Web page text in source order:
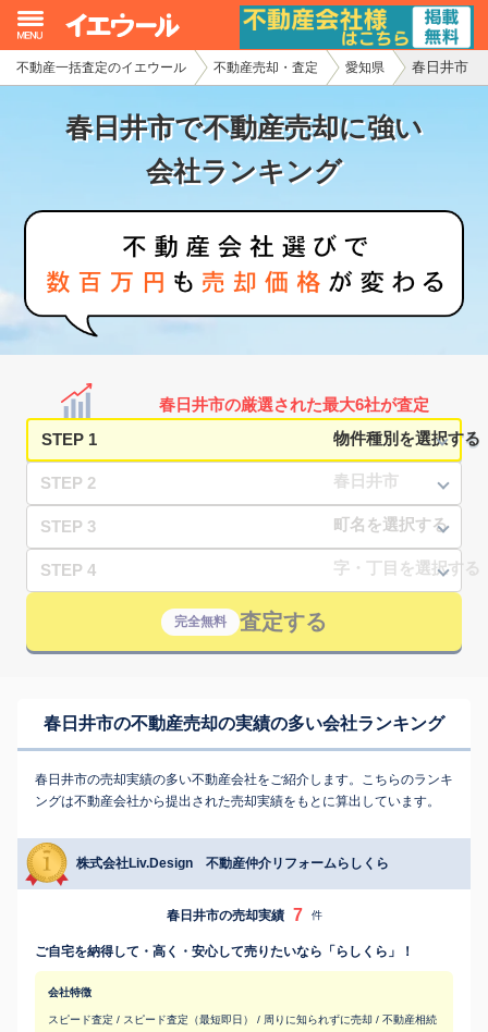
不動産一括査定のイエウール 不動産売却・査定 愛知県 春日井市
春日井市で不動産売却に強い
会社ランキング
春日井市の厳選された最大6社が査定
STEP 1
STEP 2
STEP 3
STEP 4
完全無料 査定する
春日井市の不動産売却の実績の多い会社ランキング
春日井市の売却実績の多い不動産会社をご紹介します。こちらのランキ
ングは不動産会社から提出された売却実績をもとに算出しています。
株式会社Liv.Design 不動産仲介リフォームらしくら
春日井市の売却実績 7 件
ご自宅を納得して・高く・安心して売りたいなら「らしくら」！
会社特徴
スピード査定 / スピード査定（最短即日） / 周りに知られずに売却 / 不動産相続
イエウール加盟希望の不動産会社様
初めての方へ
不動産の売却・一括査定
家査定シミュレーター
お問い合わせ